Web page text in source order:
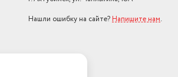
Нашли ошибку на сайте? Напишите нам.